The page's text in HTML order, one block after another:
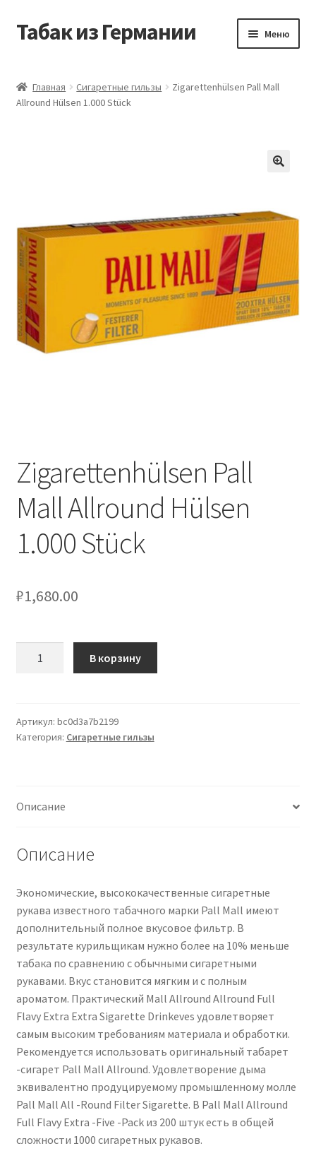
Перейти
Перейти
Табак из Германии Меню
Аккаунт
Оформление заказа
Табак на заказ
Главная Сигаретные гильзы
Zigarettenhülsen Pall Mall
Allround Hülsen 1.000 Stück
Zigarettenhülsen Pall
Mall Allround Hülsen
1.000 Stück
₽1,680.00
Mall
Allround
В корзину
Артикул: bc0d3a7b2199
Категория: Сигаретные гильзы
Описание
Описание
Экономические, высококачественные сигаретные
рукава известного табачного марки Pall Mall имеют
дополнительный полное вкусовое фильтр. В
результате курильщикам нужно более на 10% меньше
табака по сравнению с обычными сигаретными
рукавами. Вкус становится мягким и с полным
ароматом. Практический Mall Allround Allround Full
Flavy Extra Extra Sigarette Drinkeves удовлетворяет
самым высоким требованиям материала и обработки.
Рекомендуется использовать оригинальный табарет
-сигарет Pall Mall Allround. Удовлетворение дыма
эквивалентно продуцируемому промышленному молле
Pall Mall All -Round Filter Sigarette. В Pall Mall Allround
Full Flavy Extra -Five -Pack из 200 штук есть в общей
сложности 1000 сигаретных рукавов.